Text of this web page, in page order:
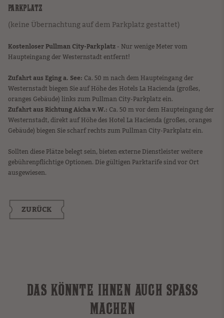
PARKPLATZ
(keine Übernachtung auf dem Parkplatz gestattet)
Kostenloser Pullman City-Parkplatz- Nur wenige Meter vom
Haupteingang der Westernstadt entfernt!
Zufahrt aus Eging a. See: Ca. 50 m nach dem Haupteingang der
Westernstadt biegen Sie auf Höhe des Hotels La Hacienda (großes,
oranges Gebäude) links zum Pullman City-Parkplatz ein.
Zufahrt aus Richtung Aicha v.W.: Ca. 50 m vor dem Haupteingang der
Westernstadt, direkt auf Höhe des Hotel La Hacienda (großes, oranges
Gebäude) biegen Sie scharf rechts zum Pullman City-Parkplatz ein.
Sollten diese Plätze belegt sein, bieten externe Dienstleister weitere
gebührenpflichtige Optionen. Die gültigen Parktarife sind vor Ort
ausgewiesen.
ZURÜCK
DAS KÖNNTE IHNEN AUCH SPASS M
ACHEN